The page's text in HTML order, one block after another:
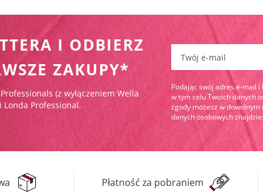
I ODBIERZ
ZAKUPY*
(z wyłączeniem Wella
Londa Professional.
Podając swój adres e-mail
w tym celu Twoich danych
zgody możesz w
danych osobowych
Płatność za pobraniem